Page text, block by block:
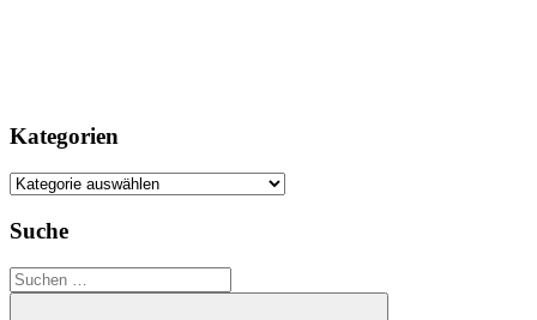
Kategorien
Kategorien
Suche
Suchen
nach: